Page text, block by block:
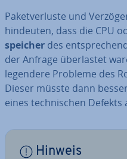
Pa­ket­ver­lus­te und
hindeuten, dass die CPU
spei­cher des
der Anfrage über­las­tet
le­gen­de­re Probleme des
Dieser müsste dann
eines tech­ni­schen
Hinweis